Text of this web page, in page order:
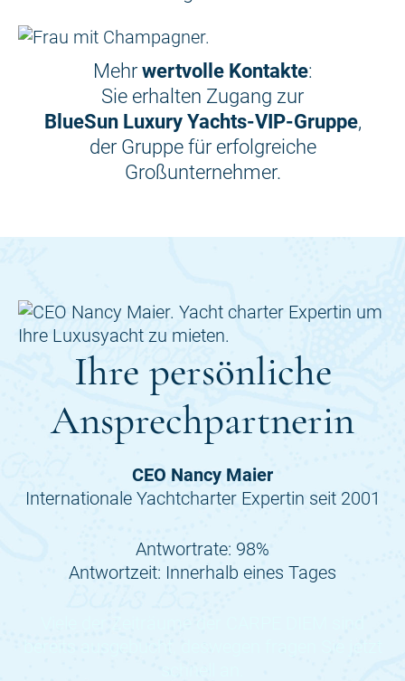
Mehr wertvolle Kontakte:
Sie erhalten Zugang zur
BlueSun Luxury Yachts-VIP-Gruppe,
der Gruppe für erfolgreiche
Großunternehmer.
Ihre persönliche
Ansprechpartnerin
CEO Nancy Maier
Internationale Yachtcharter Expertin seit 2001
Antwortrate: 98%
Antwortzeit: Innerhalb eines Tages